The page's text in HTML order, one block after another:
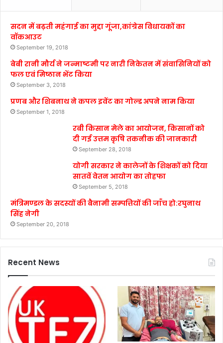
सदन में बढ़ती महंगाई का मुद्दा गूंजा,कांग्रेस विधायकों का
वॉकआउट
September 19, 2018
बेबी रानी मौर्य ने जन्माष्टमी पर नारी निकेतन में संवासिनियों को
फल एवं मिष्ठान भेंट किया
September 3, 2018
प्रणब और शिबनाथ ने कपल इवेंट का गोल्ड अपने नाम किया
September 1, 2018
रबी किसान मेले का आयोजन, किसानों को
दी गई उत्तम कृषि तकनीक की जानकारी
September 28, 2018
योगी सरकार ने कालेजों के शिक्षकों को दिया
सातवें वेतन आयोग का तोहफा
September 5, 2018
मंत्रिमण्डल के सदस्यों की बैनामी सम्पत्तियों की जाँच हो:रघुनाथ
सिंह नेगी
September 20, 2018
Recent News